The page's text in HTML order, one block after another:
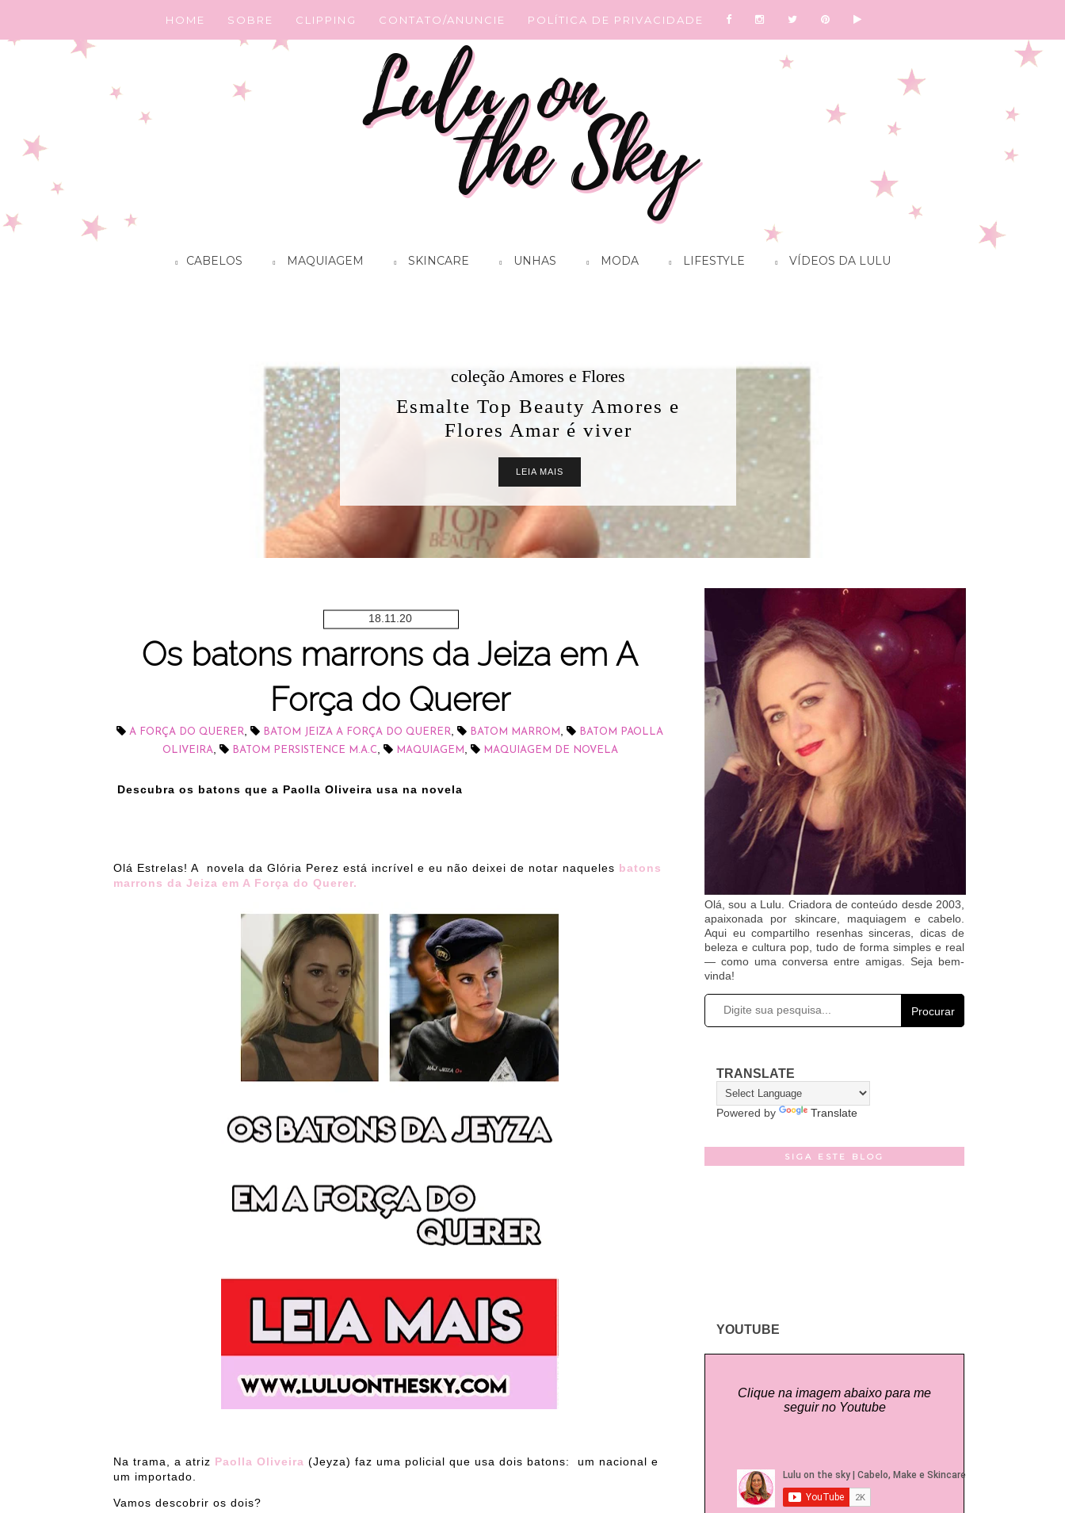
HOME SOBRE CLIPPING CONTATO/ANUNCIE POLÍTICA DE PRIVACIDADE
CABELOS MAQUIAGEM SKINCARE UNHAS MODA LIFESTYLE VÍDEOS DA LULU
coleção Amores e Flores
Esmalte Top Beauty Amores e
Flores Amar é viver
LEIA MAIS
18.11.20
Os batons marrons da Jeiza em A
Força do Querer
A FORÇA DO QUERER BATOM JEIZA A FORÇA DO QUERER BATOM MARROM
BATOM PAOLLA
OLIVEIRA
BATOM PERSISTENCE M.A.C MAQUIAGEM MAQUIAGEM DE NOVELA
Descubra os batons que a Paolla Oliveira usa na novela
Olá Estrelas! A novela da Glória Perez está incrível e eu não deixei de notar naqueles batons
marrons da Jeiza em A Força do Querer.
Na trama, a atriz Paolla Oliveira (Jeyza) faz uma policial que usa dois batons: um nacional e
um importado.
Vamos descobrir os dois?
Olá, sou a Lulu. Criadora de conteúdo desde 2003,
apaixonada por skincare, maquiagem e cabelo.
Aqui eu compartilho resenhas sinceras, dicas de
beleza e cultura pop, tudo de forma simples e real
— como uma conversa entre amigas. Seja bem-
vinda!
Procurar
TRANSLATE
Powered by Translate
SIGA ESTE BLOG
YOUTUBE
Clique na imagem abaixo para me
seguir no Youtube